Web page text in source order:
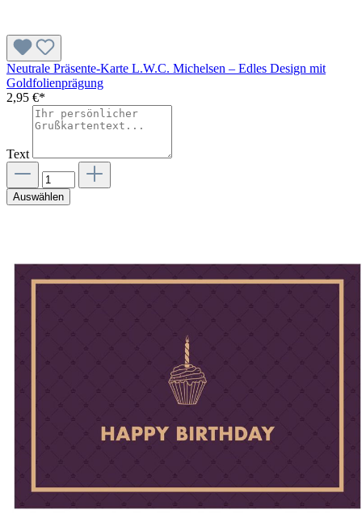
Neutrale Präsente-Karte L.W.C. Michelsen – Edles Design mit
Goldfolienprägung
2,95 €*
Text
Auswählen